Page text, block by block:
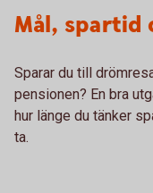
Mål, spartid
Sparar du till
pensionen? En bra
hur länge du tänker
ta.